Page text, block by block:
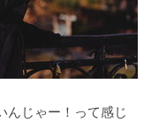
んじゃー！って感じ